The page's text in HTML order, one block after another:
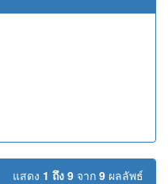
แสดง 1 ถึง 9 จาก 9 ผลลัพธ์